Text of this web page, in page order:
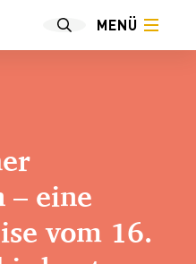
MENÜ
– eine
vom 16.